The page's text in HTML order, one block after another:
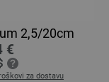
2,5/20cm
€
za dostavu